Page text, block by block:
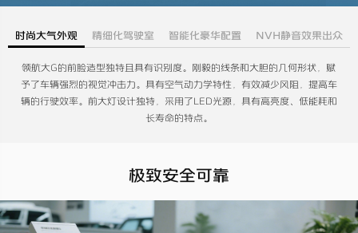
时尚大气外观 精细化驾驶室 智能化豪华配置 NVH静音效果出众
领航大G的前脸造型独特且具有识别度。刚毅的线条和大胆的几何形状，赋
予了车辆强烈的视觉冲击力。具有空气动力学特性，有效减少风阻，提高车
辆的行驶效率。前大灯设计独特，采用了LED光源，具有高亮度、低能耗和
长寿命的特点。
极致安全可靠